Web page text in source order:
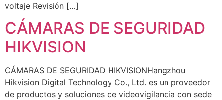
voltaje Revisión […]
CÁMARAS DE SEGURIDAD
HIKVISION
CÁMARAS DE SEGURIDAD HIKVISIONHangzhou
Hikvision Digital Technology Co., Ltd. es un proveedor
de productos y soluciones de videovigilancia con sede